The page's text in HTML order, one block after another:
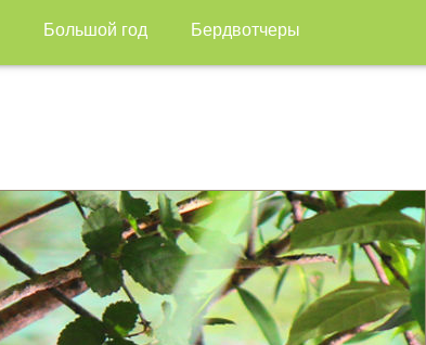
Большой год Бердвотчеры